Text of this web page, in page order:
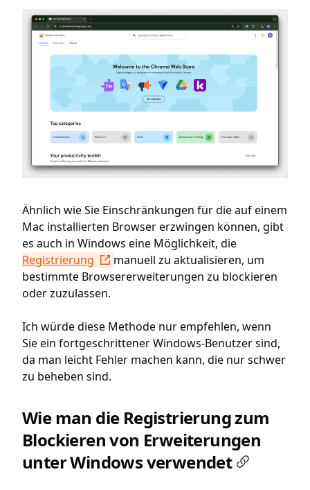
Ähnlich wie Sie Einschränkungen für die auf einem
Mac installierten Browser erzwingen können, gibt
es auch in Windows eine Möglichkeit, die
Registrierung
manuell zu aktualisieren, um
bestimmte Browsererweiterungen zu blockieren
oder zuzulassen.
Ich würde diese Methode nur empfehlen, wenn
Sie ein fortgeschrittener Windows-Benutzer sind,
da man leicht Fehler machen kann, die nur schwer
zu beheben sind.
Wie man die Registrierung zum
Blockieren von Erweiterungen
unter Windows verwendet